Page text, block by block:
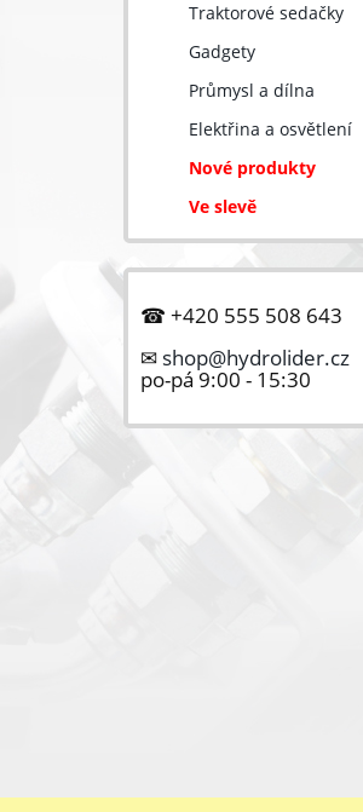
Traktorové sedačky
Gadgety
Průmysl a dílna
Elektřina a osvětlení
Nové produkty
Ve slevě
☎ +420 555 508 643
✉ shop@hydrolider.cz
po-pá 9:00 - 15:30